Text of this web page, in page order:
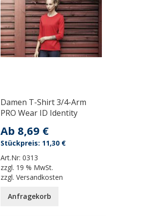
Damen T-Shirt 3/4-Arm
PRO Wear ID Identity
Ab 8,69 €
Art.Nr:0313
zzgl. 19 % MwSt.
zzgl.Versandkosten
11,30 €
Anfragekorb